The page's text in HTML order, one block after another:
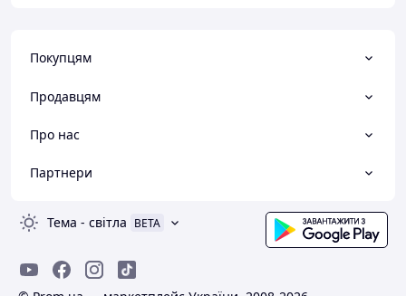
Покупцям
Продавцям
Про нас
Партнери
Тема - світла BETA